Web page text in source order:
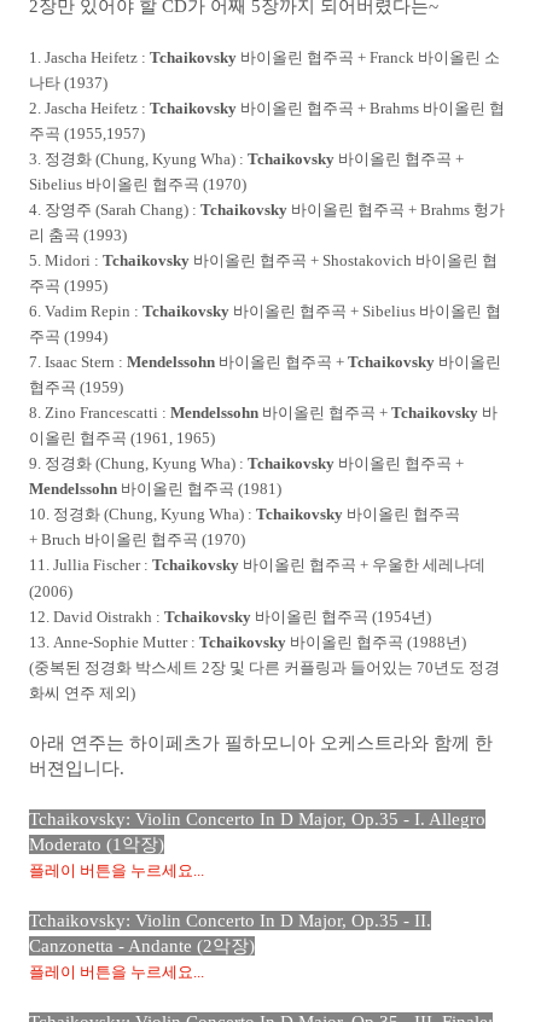
2장만 있어야 할 CD가 어째 5장까지 되어버렸다는~
1. Jascha Heifetz : Tchaikovsky 바이올린 협주곡 + Franck 바이올린 소
나타 (1937)
2. Jascha Heifetz : Tchaikovsky 바이올린 협주곡 + Brahms 바이올린 협
주곡 (1955,1957)
3. 정경화 (Chung, Kyung Wha) : Tchaikovsky 바이올린 협주곡 +
Sibelius 바이올린 협주곡 (1970)
4. 장영주 (Sarah Chang) : Tchaikovsky 바이올린 협주곡 + Brahms 헝가
리 춤곡 (1993)
5. Midori : Tchaikovsky 바이올린 협주곡 + Shostakovich 바이올린 협
주곡 (1995)
6. Vadim Repin : Tchaikovsky 바이올린 협주곡 + Sibelius 바이올린 협
주곡 (1994)
7. Isaac Stern : Mendelssohn 바이올린 협주곡 + Tchaikovsky 바이올린
협주곡 (1959)
8. Zino Francescatti : Mendelssohn 바이올린 협주곡 + Tchaikovsky 바
이올린 협주곡 (1961, 1965)
9. 정경화 (Chung, Kyung Wha) : Tchaikovsky 바이올린 협주곡 +
Mendelssohn 바이올린 협주곡 (1981)
10. 정경화 (Chung, Kyung Wha) : Tchaikovsky 바이올린 협주곡
+ Bruch 바이올린 협주곡 (1970)
11. Jullia Fischer: Tchaikovsky 바이올린 협주곡 + 우울한 세레나데
(2006)
12. David Oistrakh : Tchaikovsky 바이올린 협주곡 (1954년)
13. Anne-Sophie Mutter : Tchaikovsky 바이올린 협주곡 (1988년)
(중복된 정경화 박스세트 2장 및 다른 커플링과 들어있는 70년도 정경
화씨 연주 제외)
아래 연주는 하이페츠가 필하모니아 오케스트라와 함께 한
버젼입니다.
Tchaikovsky: Violin Concerto In D Major, Op.35 - I. Allegro
Moderato (1악장)
플레이 버튼을 누르세요...
Tchaikovsky: Violin Concerto In D Major, Op.35 - II.
Canzonetta - Andante (2악장)
플레이 버튼을 누르세요...